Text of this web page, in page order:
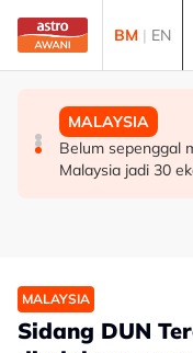
Skip to main content
BM | EN
DUNIA
Infantino nafi
wanita didakwa
MALAYSIA
ICQS Bukit Kayu
bom, dadah
MALAYSIA
Belum sepenggal
Malaysia jadi 30
MALAYSIA
Sidang DUN